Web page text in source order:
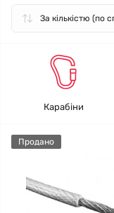
Карабіни
Продано